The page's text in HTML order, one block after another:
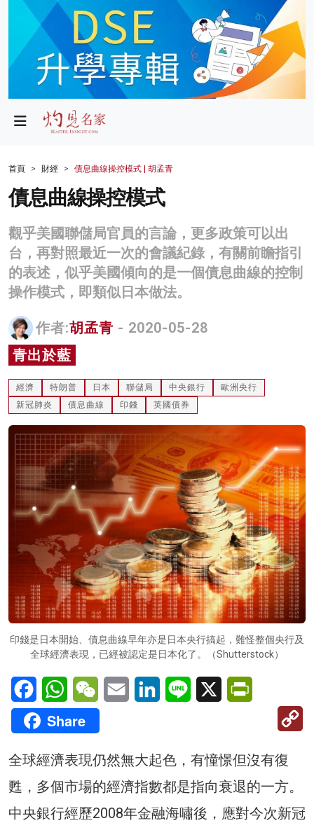
政局
財經
生活
商業
科技
名家榜
灼見活動
關於我們
首頁 財經 債息曲線操控模式 | 胡孟青
債息曲線操控模式
觀乎美國聯儲局官員的言論，更多政策可以出
台，再對照最近一次的會議紀錄，有關前瞻指引
的表述，似乎美國傾向的是一個債息曲線的控制
操作模式，即類似日本做法。
作者:胡孟青 - 2020-05-28
青出於藍
經濟 特朗普 日本 聯儲局 中央銀行
歐洲央行
新冠肺炎
債息曲線 印錢 英國債券
印錢是日本開始、債息曲線早年亦是日本央行搞起，難怪整個央行及
全球經濟表現，已經被認定是日本化了。（Shutterstock）
FacebookWhatsAppWeChatEmail LinkedInLine X
Share
全球經濟表現仍然無大起色，有憧憬但沒有復
甦，多個市場的經濟指數都是指向衰退的一方。
中央銀行經歷2008年金融海嘯後，應對今次新冠